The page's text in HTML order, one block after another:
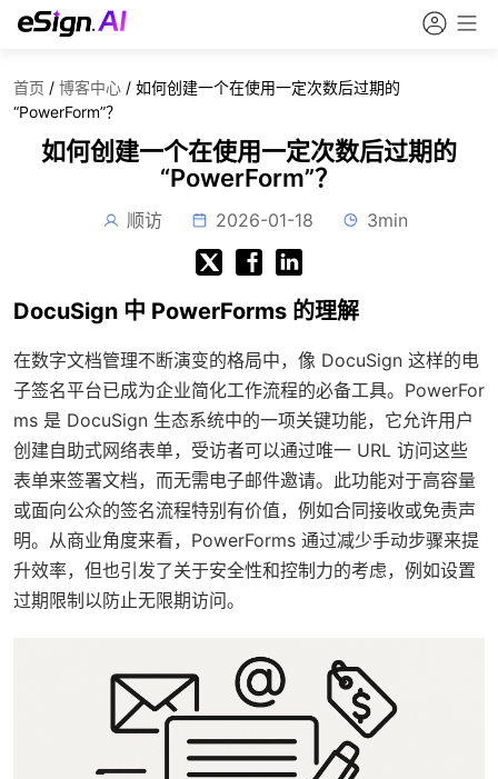
首页 / 博客中心 / 如何创建一个在使用一定次数后过期的
“PowerForm”？
如何创建一个在使用一定次数后过期的
“PowerForm”？
顺访 2026-01-18 3min
DocuSign 中 PowerForms 的理解
在数字文档管理不断演变的格局中，像 DocuSign 这样的电
子签名平台已成为企业简化工作流程的必备工具。PowerFor
ms 是 DocuSign 生态系统中的一项关键功能，它允许用户
创建自助式网络表单，受访者可以通过唯一 URL 访问这些
表单来签署文档，而无需电子邮件邀请。此功能对于高容量
或面向公众的签名流程特别有价值，例如合同接收或免责声
明。从商业角度来看，PowerForms 通过减少手动步骤来提
升效率，但也引发了关于安全性和控制力的考虑，例如设置
过期限制以防止无限期访问。